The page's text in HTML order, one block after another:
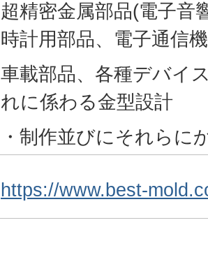
超精密金属部品(電子音
時計用部品、電子通信
車載部品、各種デバイ
れに係わる金型設計
・制作並びにそれらに
https://www.best-